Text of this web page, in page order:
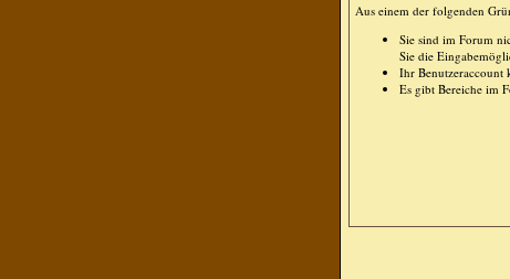
Aus einem der folgenden
Sie sind im Forum
Sie die
Ihr Benutzeraccount
Es gibt Bereiche im